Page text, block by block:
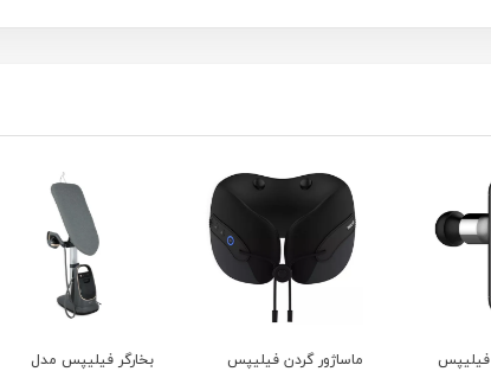
ماساژور گردن فیلیپس
بخارگر فیلیپس مدل